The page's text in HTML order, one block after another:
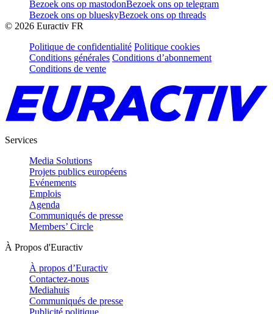
Bezoek ons op mastodonBezoek ons op telegram
Bezoek ons op blueskyBezoek ons op threads
© 2026 Euractiv FR
Politique de confidentialité Politique cookies
Conditions générales Conditions d’abonnement
Conditions de vente
Services
Media Solutions
Projets publics européens
Evénements
Emplois
Agenda
Communiqués de presse
Members’ Circle
À Propos d'Euractiv
À propos d’Euractiv
Contactez-nous
Mediahuis
Communiqués de presse